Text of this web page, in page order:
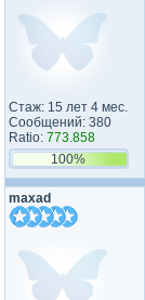
Стаж: 15 лет 4 мес.
Сообщений: 380
Ratio: 773.858
100%
maxad